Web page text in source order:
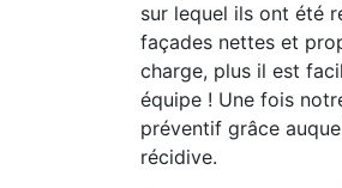
sur lequel ils ont été
façades nettes et
charge, plus il est
équipe ! Une fois
préventif grâce
récidive.